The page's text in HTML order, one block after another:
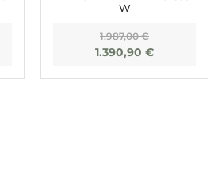
W
1.987,00€
1.390,90 €